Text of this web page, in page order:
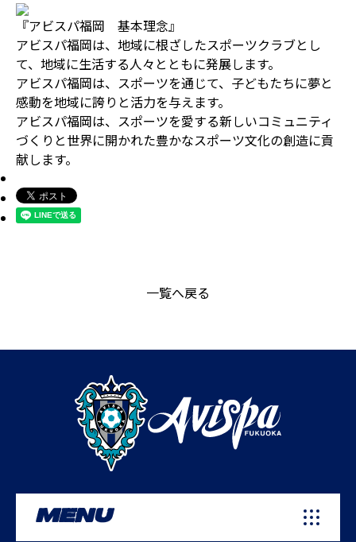
『アビスパ福岡 基本理念』
アビスパ福岡は、地域に根ざしたスポーツクラブとし
て、地域に生活する人々とともに発展します。
アビスパ福岡は、スポーツを通じて、子どもたちに夢と
感動を地域に誇りと活力を与えます。
アビスパ福岡は、スポーツを愛する新しいコミュニティ
づくりと世界に開かれた豊かなスポーツ文化の創造に貢
献します。
一覧へ戻る
MENU